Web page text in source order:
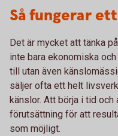
Så fungerar
Det är mycket att tänka
inte bara ekonomiska
till utan även
säljer ofta ett helt
känslor. Att börja i tid
förutsättning för att
som möjligt.